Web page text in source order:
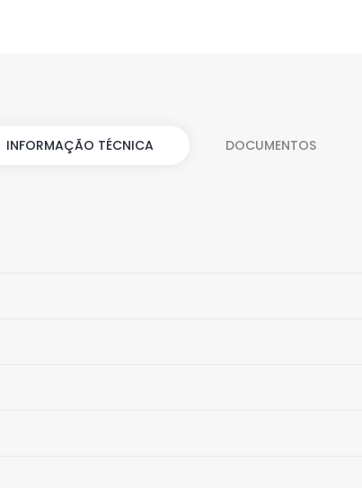
INFORMAÇÃO TÉCNICA DOCUMENTOS